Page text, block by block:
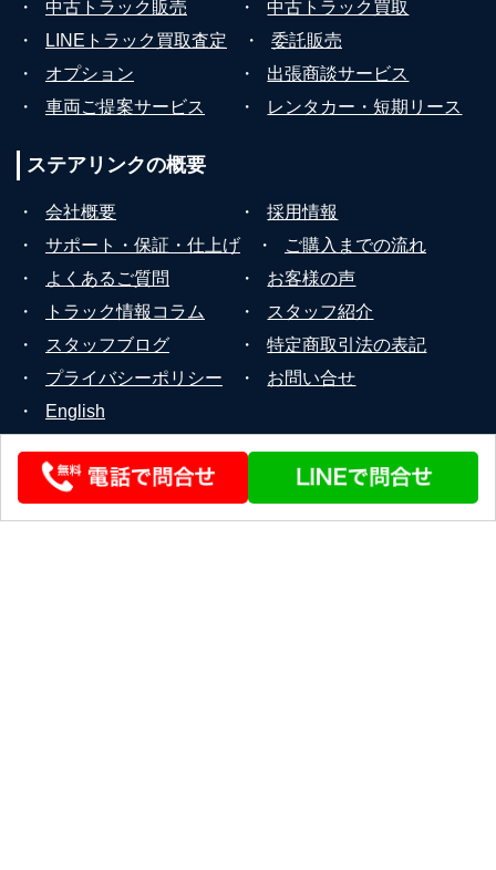
・ 中古トラック販売 ・
中古トラック買取
・
LINEトラック買取査定 ・
委託販売
・
オプション ・
出張商談サービス
・
車両ご提案サービス ・ レンタカー・短期リース
ステアリンクの概要
・ 会社概要 ・
採用情報
・
サポート・保証・仕上げ ・
ご購入までの流れ
・
よくあるご質問 ・
お客様の声
・
トラック情報コラム ・
スタッフ紹介
・
スタッフブログ ・
特定商取引法の表記
・
プライバシーポリシー ・
お問い合せ
・
English
© 2026 STEERLINK Co.,Ltd